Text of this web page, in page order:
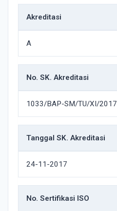
Akreditasi
A
No. SK. Akreditasi
1033/BAP-SM/TU/XI/2017
Tanggal SK. Akreditasi
24-11-2017
No. Sertifikasi ISO